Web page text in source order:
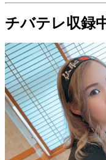
チバテレ収録